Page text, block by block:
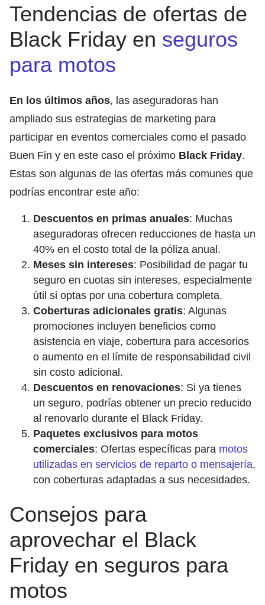
Tendencias de ofertas de
Black Friday en seguros
para motos
En los últimos años, las aseguradoras han
ampliado sus estrategias de marketing para
participar en eventos comerciales como el pasado
Buen Fin y en este caso el próximo Black Friday.
Estas son algunas de las ofertas más comunes que
podrías encontrar este año:
Descuentos en primas anuales: Muchas
aseguradoras ofrecen reducciones de hasta un
40% en el costo total de la póliza anual.
Meses sin intereses: Posibilidad de pagar tu
seguro en cuotas sin intereses, especialmente
útil si optas por una cobertura completa.
Coberturas adicionales gratis: Algunas
promociones incluyen beneficios como
asistencia en viaje, cobertura para accesorios
o aumento en el límite de responsabilidad civil
sin costo adicional.
Descuentos en renovaciones: Si ya tienes
un seguro, podrías obtener un precio reducido
al renovarlo durante el Black Friday.
Paquetes exclusivos para motos
comerciales: Ofertas específicas para motos
utilizadas en servicios de reparto o mensajería,
con coberturas adaptadas a sus necesidades.
Consejos para
aprovechar el Black
Friday en seguros para
motos